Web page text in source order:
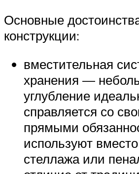
Основные
конструкции:
вместительная
хранения —
углубление
справляется со
прямыми
используют
стеллажа или